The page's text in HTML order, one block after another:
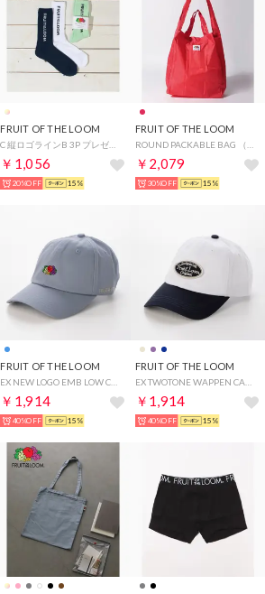
FRUIT OF THE LOOM
C 縦ロゴラインB 3P プレゼント ギフト （アソート）
￥1,056
20%OFF 15%
FRUIT OF THE LOOM
ROUND PACKABLE BAG （レッド）
￥2,079
30%OFF 15%
FRUIT OF THE LOOM
￥1,914
40%OFF 15%
FRUIT OF THE LOOM
￥1,914
40%OFF 15%